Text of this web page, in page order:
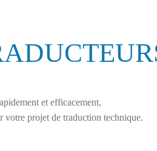
et efficacement,
votre projet de traduction technique.